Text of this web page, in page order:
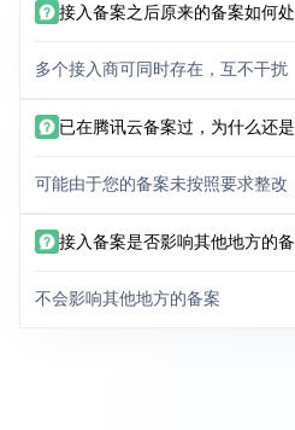
接入备案之后原来的备案如何
多个接入商可同时存在，互不干扰
已在腾讯云备案过，为什么还
可能由于您的备案未按照要求整改
接入备案是否影响其他地方的
不会影响其他地方的备案